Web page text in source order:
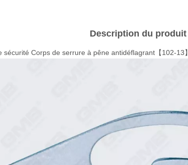
Description du produit
Corps de serrure à pêne antidéflagrant【102-13】